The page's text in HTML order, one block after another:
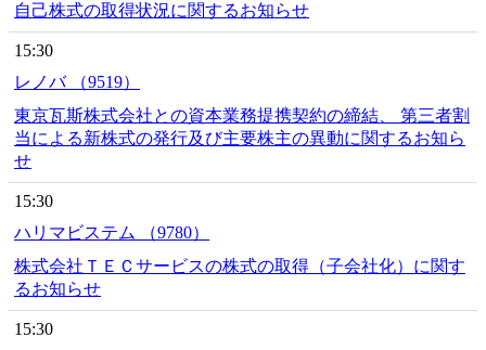
自己株式の取得状況に関するお知らせ
15:30
レノバ （9519）
東京瓦斯株式会社との資本業務提携契約の締結、 第三者割
当による新株式の発行及び主要株主の異動に関するお知ら
せ
15:30
ハリマビステム （9780）
株式会社ＴＥＣサービスの株式の取得（子会社化）に関す
るお知らせ
15:30